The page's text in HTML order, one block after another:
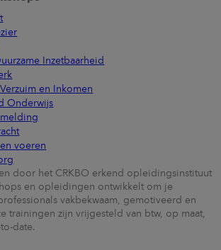
Inzetbaarheid
en Inkomen
Onderwijs
voeren
door het CRKBO erkend opleidingsinstituut
en opleidingen ontwikkelt om je
vakbekwaam, gemotiveerd en
trainingen zijn vrijgesteld van btw, op maat,
date.